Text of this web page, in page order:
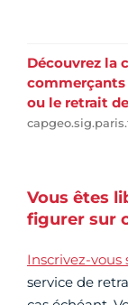
Découvrez la
ou le retrait
Vous êtes
figurer sur
Inscrivez-vous
service de